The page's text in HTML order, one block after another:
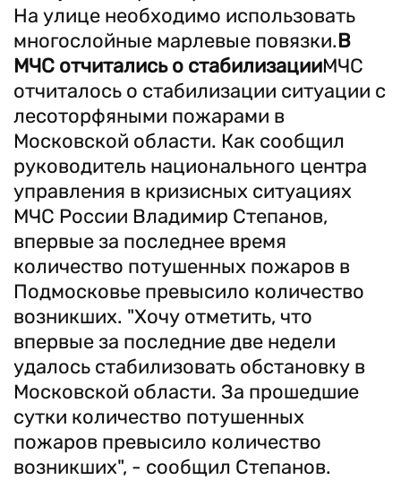
На улице необходимо использовать
многослойные марлевые повязки.В
МЧС отчитались о стабилизацииМЧС
отчиталось о стабилизации ситуации с
лесоторфяными пожарами в
Московской области. Как сообщил
руководитель национального центра
управления в кризисных ситуациях
МЧС России Владимир Степанов,
впервые за последнее время
количество потушенных пожаров в
Подмосковье превысило количество
возникших. "Хочу отметить, что
впервые за последние две недели
удалось стабилизовать обстановку в
Московской области. За прошедшие
сутки количество потушенных
пожаров превысило количество
возникших", - сообщил Степанов.